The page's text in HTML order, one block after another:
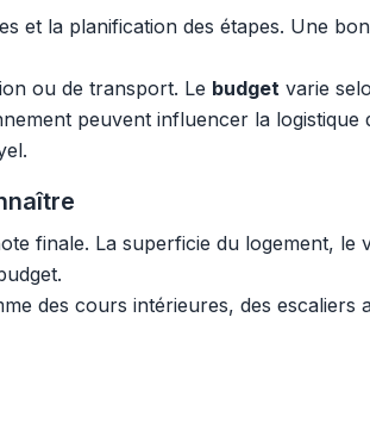
et la planification des étapes. Une
ou de transport. Le budget varie
peuvent influencer la logistique
finale. La superficie du logement, le
des cours intérieures, des escaliers